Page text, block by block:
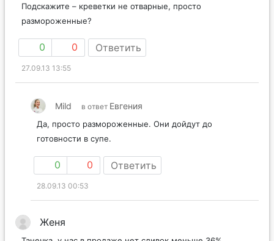
Подскажите – креветки не отварные, просто
размороженные?
0 0 Ответить
27.09.13 13:55
Mild в ответ Евгения
Да, просто размороженные. Они дойдут до
готовности в супе.
0 0 Ответить
28.09.13 00:53
Женя